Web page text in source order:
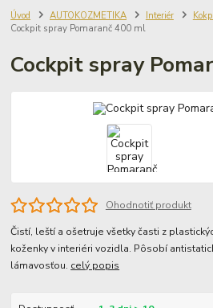
Úvod AUTOKOZMETIKA Interiér
Cockpit spray Pomaranč 400 ml
Cockpit spray
Ohodnotiť produkt
Čistí, leští a ošetruje všetky časti z
koženky v interiéri vozidla. Pôsobí
lámavosťou. celý popis